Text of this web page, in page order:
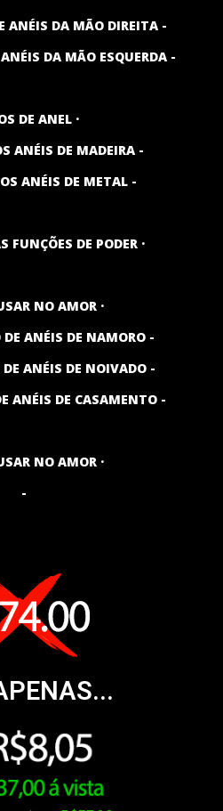
ANÉIS DA MÃO DIREITA -
DA MÃO ESQUERDA -
DE ANEL ·
ANÉIS DE MADEIRA -
ANÉIS DE METAL -
FUNÇÕES DE PODER ·
NO AMOR ·
DE ANÉIS DE NAMORO -
ANÉIS DE NOIVADO -
ANÉIS DE CASAMENTO -
NO AMOR ·
-